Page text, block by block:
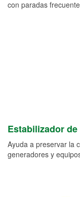
con paradas
Estabilizador
Ayuda a preservar la
generadores y